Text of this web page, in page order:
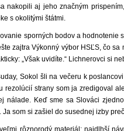
nakopili aj jeho značným
s okolitými štátmi.
sporných bodov a hodnotenie
zajtra Výkonný výbor HSĽS, čo
„Však uvidíte.“ Lichnerovci si
Sokol šli na večeru k
rezolúcií strany som ja zredigoval
nálade. Keď sme sa Slováci
Ja som si zašiel do susednej izby